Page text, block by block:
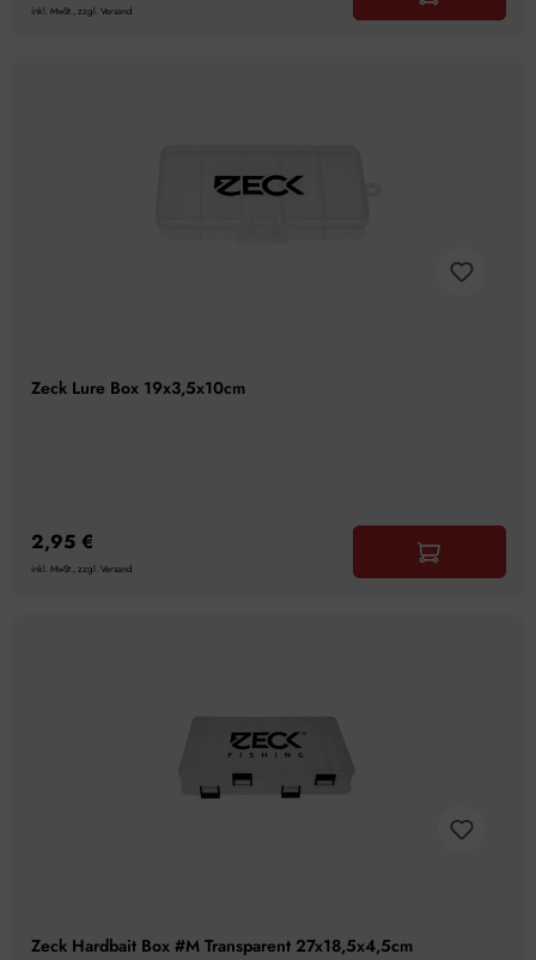
inkl. MwSt., zzgl. Versand
Zeck Lure Box 19x3,5x10cm
2,95 €
inkl. MwSt., zzgl. Versand
Zeck Hardbait Box #M Transparent 27x18,5x4,5cm